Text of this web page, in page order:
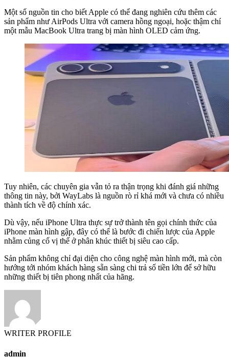
Một số nguồn tin cho biết Apple có thể đang nghiên cứu thêm các
sản phẩm như AirPods Ultra với camera hồng ngoại, hoặc thậm chí
một mẫu MacBook Ultra trang bị màn hình OLED cảm ứng.
Tuy nhiên, các chuyên gia vẫn tỏ ra thận trọng khi đánh giá những
thông tin này, bởi WayLabs là nguồn rò rỉ khá mới và chưa có nhiều
thành tích về độ chính xác.
Dù vậy, nếu iPhone Ultra thực sự trở thành tên gọi chính thức của
iPhone màn hình gập, đây có thể là bước đi chiến lược của Apple
nhằm củng cố vị thế ở phân khúc thiết bị siêu cao cấp.
Sản phẩm không chỉ đại diện cho công nghệ màn hình mới, mà còn
hướng tới nhóm khách hàng sẵn sàng chi trả số tiền lớn để sở hữu
những thiết bị tiên phong nhất của hãng.
WRITER PROFILE
admin